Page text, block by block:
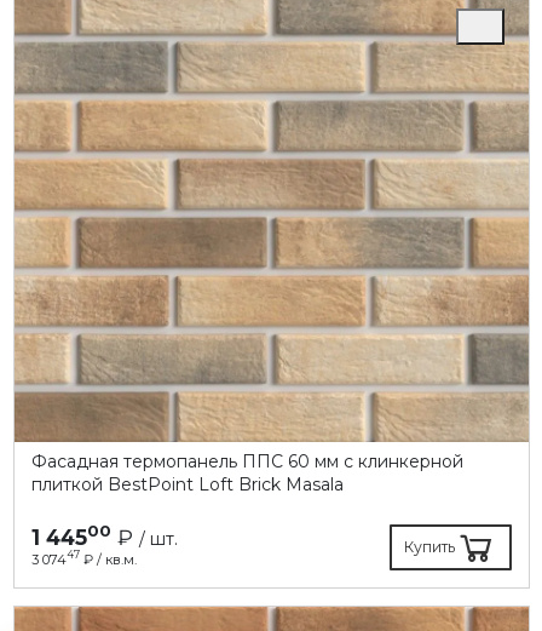
Фасадная термопанель ППC 60 мм с клинкерной
плиткой BestPoint Loft Brick Masala
1 44500 ₽ / шт.
3 07447 ₽ / кв.м.
Купить